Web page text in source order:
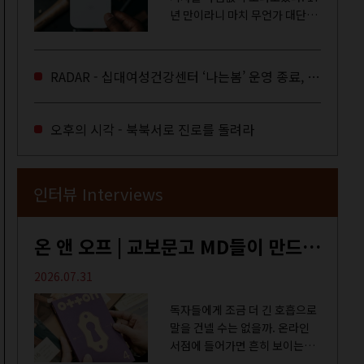
년 만이라니 마치 무언가 대단한
결정하는 심의기구인 최저임금
위원회에 대한 소식을 전하는 기
RADAR - 십대여성건강센터 ‘나는봄’ 운영 종료, 약자로부터 멀어지는 도시
오후의 시각 - 북북서로 진로를 돌려라
인터뷰 Interviews
온 앤 오프 | 교보문고 MD들이 만드는 종이 잡지 <어떤>
2026.07.31
독자들에게 조금 더 긴 호흡으로
말을 건넬 수는 없을까. 온라인
서점에 들어가면 흔히 보이는